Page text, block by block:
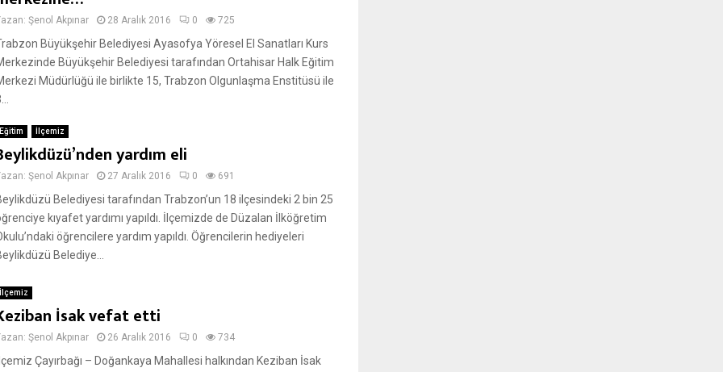
Şenol Akpınar 28 Aralık 2016 0 725
Büyükşehir Belediyesi Ayasofya Yöresel El Sanatları Kurs
Büyükşehir Belediyesi tarafından Ortahisar Halk Eğitim
Müdürlüğü ile birlikte 15, Trabzon Olgunlaşma Enstitüsü ile
Eğitim İlçemiz
yardım eli
Şenol Akpınar 27 Aralık 2016 0 691
Belediyesi tarafından Trabzon’un 18 ilçesindeki 2 bin 25
kıyafet yardımı yapıldı. İlçemizde de Düzalan İlköğretim
öğrencilere yardım yapıldı. Öğrencilerin hediyeleri
Belediye...
İlçemiz
İsak vefat etti
Şenol Akpınar 26 Aralık 2016 0 734
Çayırbağı – Doğankaya Mahallesi halkından Keziban İsak